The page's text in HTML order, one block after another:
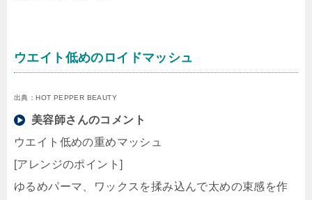
ウエイト低めのロイドマッシュ
出典：HOT PEPPER BEAUTY
美容師さんのコメント
ウエイト低めの重めマッシュ
[アレンジのポイント]
ゆるめパーマ、ワックスを揉み込んで太めの束感を作